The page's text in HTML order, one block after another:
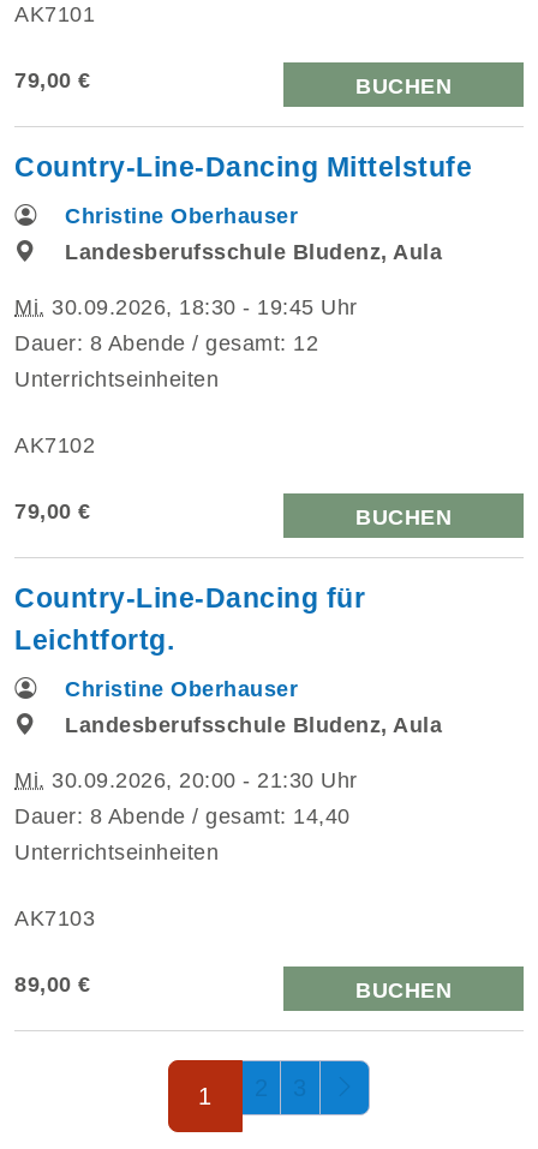
AK7101
79,00 € BUCHEN
Country-Line-Dancing Mittelstufe
Christine Oberhauser
Landesberufsschule Bludenz, Aula
Mi. 30.09.2026, 18:30 - 19:45 Uhr
Dauer: 8 Abende / gesamt: 12
Unterrichtseinheiten
AK7102
79,00 € BUCHEN
Country-Line-Dancing für
Leichtfortg.
Christine Oberhauser
Landesberufsschule Bludenz, Aula
Mi. 30.09.2026, 20:00 - 21:30 Uhr
Dauer: 8 Abende / gesamt: 14,40
Unterrichtseinheiten
AK7103
89,00 € BUCHEN
1 2 3